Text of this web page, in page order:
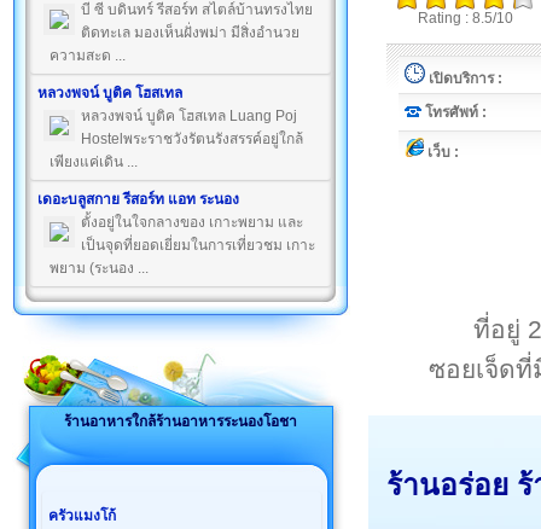
บี ซี บดินทร์ รีสอร์ท สไตล์บ้านทรงไทย
ติดทะเล มองเห็นฝั่งพม่า มีสิ่งอำนวย
ความสะด ...
หลวงพจน์ บูติค โฮสเทล
หลวงพจน์ บูติค โฮสเทล Luang Poj
Hostelพระราชวังรัตนรังสรรค์อยู่ใกล้
เพียงแค่เดิน ...
เดอะบลูสกาย รีสอร์ท แอท ระนอง
ตั้งอยู่ในใจกลางของ เกาะพยาม และ
เป็นจุดที่ยอดเยี่ยมในการเที่ยวชม เกาะ
พยาม (ระนอง ...
ร้านอาหารใกล้ร้านอาหารระนองโอชา
ครัวแมงโก้
Rating : 8.5/10
เปิดบริการ :
โทรศัพท์ :
เว็บ :
ที่อยู่
ซอยเจ็ดที่
ร้านอร่อย